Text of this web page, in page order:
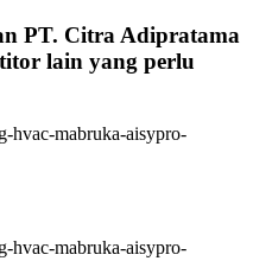
PT. Citra Adipratama
lain yang perlu